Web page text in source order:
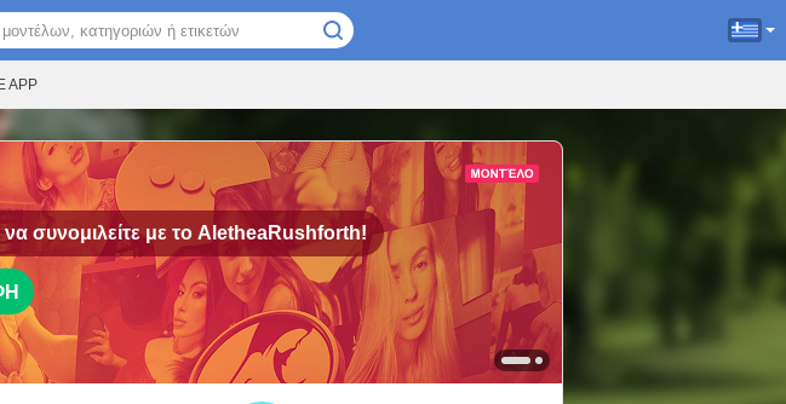
APP
συνομιλείτε με το AletheaRushforth!